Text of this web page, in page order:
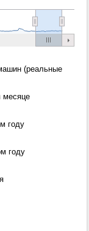
(реальные
месяце
году
году